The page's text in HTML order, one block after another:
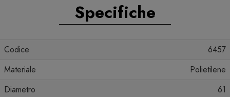
Specifiche
Codice
6457
Materiale
Polietilene
Diametro
61